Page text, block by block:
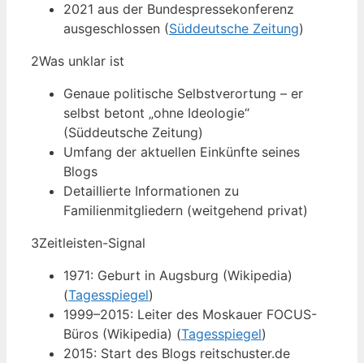
2021 aus der Bundespressekonferenz
ausgeschlossen (Süddeutsche Zeitung)
2Was unklar ist
Genaue politische Selbstverortung – er
selbst betont „ohne Ideologie“
(Süddeutsche Zeitung)
Umfang der aktuellen Einkünfte seines
Blogs
Detaillierte Informationen zu
Familienmitgliedern (weitgehend privat)
3Zeitleisten-Signal
1971: Geburt in Augsburg (Wikipedia)
(Tagesspiegel)
1999–2015: Leiter des Moskauer FOCUS-
Büros (Wikipedia) (Tagesspiegel)
2015: Start des Blogs reitschuster.de